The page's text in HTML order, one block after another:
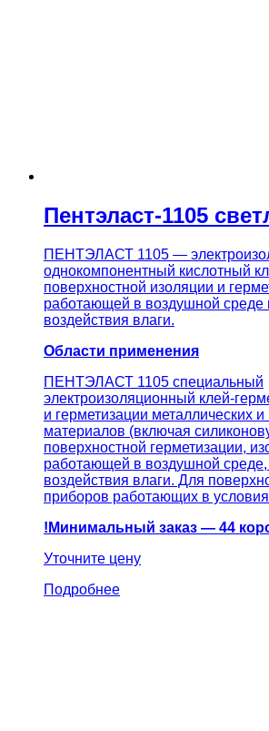
Пентэласт-1105
ПЕНТЭЛАСТ 1105 —
однокомпонентный кислотный
поверхностной изоляции и
работающей в воздушной среде
воздействия влаги.
Области применения
ПЕНТЭЛАСТ 1105 специальный
электроизоляционный клей-
и герметизации металлических
материалов (включая
поверхностной герметизации,
работающей в воздушной
воздействия влаги. Для
приборов работающих в
!Минимальный заказ — 44
Уточните цену
Подробнее